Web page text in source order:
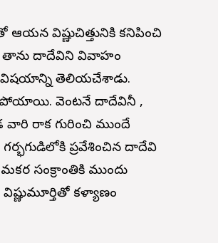
ఆయన విష్ణుచిత్తునికి కనిపించి
తాను గోదాదేవిని వివాహం
విషయాన్ని తెలియచేశాడు.
పోయాయి. వెంటనే గోదాదేవినీ ,
వారి రాక గురించి ముందే
ప్రవేశించిన గోదాదేవి
సంక్రాంతికి ముందు
కళ్యాణం